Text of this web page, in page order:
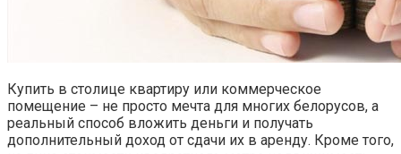
Купить в столице квартиру или коммерческое
помещение – не просто мечта для многих белорусов, а
реальный способ вложить деньги и получать
дополнительный доход от сдачи их в аренду. Кроме того,